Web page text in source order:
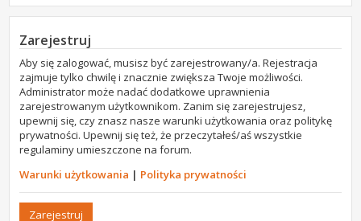
Zarejestruj
Aby się zalogować, musisz być zarejestrowany/a. Rejestracja
zajmuje tylko chwilę i znacznie zwiększa Twoje możliwości.
Administrator może nadać dodatkowe uprawnienia
zarejestrowanym użytkownikom. Zanim się zarejestrujesz,
upewnij się, czy znasz nasze warunki użytkowania oraz politykę
prywatności. Upewnij się też, że przeczytałeś/aś wszystkie
regulaminy umieszczone na forum.
Warunki użytkowania | Polityka prywatności
Zarejestruj